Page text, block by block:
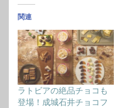
関連
ラトビアの絶品チョコも
登場！成城石井チョコフ